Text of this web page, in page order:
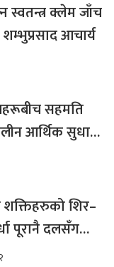
स्वतन्त्र क्लेम जाँच
आचार्य
सहमति
आर्थिक सुधार
: हेमराज ढकाल
शिर–
पूरानै दलसँग
महत